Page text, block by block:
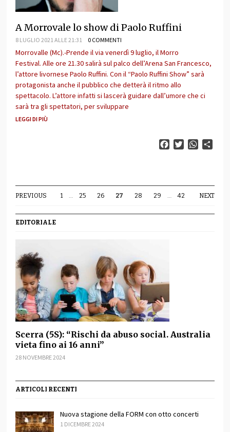
A Morrovale lo show di Paolo Ruffini
8 LUGLIO 2021 ALLE 21:31 0 COMMENTI
Morrovalle (Mc).-Prende il via venerdì 9 luglio, il Morro
Festival. Alle ore 21.30 salirà sul palco dell’Arena San Francesco,
l’attore livornese Paolo Ruffini. Con il “Paolo Ruffini Show” sarà
protagonista anche il pubblico che detterà il ritmo allo
spettacolo. L’attore infatti si lascerà guidare dall’umore che ci
sarà tra gli spettatori, per sviluppare
LEGGI DI PIÙ
FacebookTwitter
PREVIOUS 1 … 25 26 27 28 29 … 42 NEXT
EDITORIALE
Scerra (5S): “Rischi da abuso social. Australia
vieta fino ai 16 anni”
28 NOVEMBRE 2024
ARTICOLI RECENTI
Nuova stagione della FORM con otto concerti
1 DICEMBRE 2024